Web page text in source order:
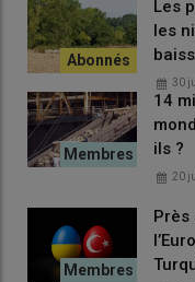
Customer”) afin de
contreparties.
La société affirme déjà
des industriels et des
porcines, huiles,
Un intérêt
porcine
Dans le porc, l’intérêt
particulièrement fort»
Les
les
30
14
ils ?
20
Près